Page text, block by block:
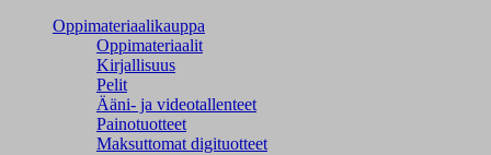
Oppimateriaalikauppa
Oppimateriaalit
Kirjallisuus
Pelit
Ääni- ja videotallenteet
Painotuotteet
Maksuttomat digituotteet